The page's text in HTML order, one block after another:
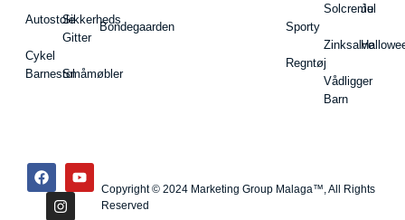
Autostole
Cykel
Barnestol
Sikkerheds
Gitter
Småmøbler
Bondegaarden Sporty
Regntøj
Solcreme
Zinksalve
Vådligger
Barn
Jul
Copyright © 2024 Marketing Group Malaga™, All Rights
Reserved